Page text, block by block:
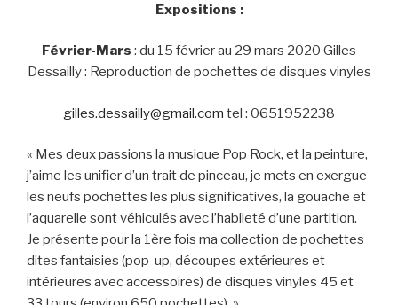
Expositions :
Février-Mars : du 15 février au 29 mars 2020 Gilles
Dessailly : Reproduction de pochettes de disques vinyles
gilles.dessailly@gmail.com tel : 0651952238
« Mes deux passions la musique Pop Rock, et la peinture,
j’aime les unifier d’un trait de pinceau, je mets en exergue
les neufs pochettes les plus significatives, la gouache et
l’aquarelle sont véhiculés avec l’habileté d’une partition.
Je présente pour la 1ère fois ma collection de pochettes
dites fantaisies (pop-up, découpes extérieures et
intérieures avec accessoires) de disques vinyles 45 et